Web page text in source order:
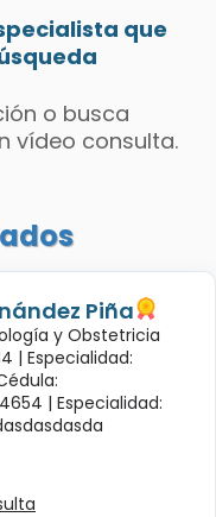
que
o busca
vídeo consulta.
Piña
y Obstetricia
| Especialidad:
| Especialidad: